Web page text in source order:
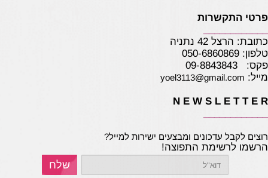
פרטי התקשרות
כתובת: הרצל 42 נתניה
טלפון: 050-6860869
פקס: 09-8843843
מייל: yoel3113@gmail.com
N E W S L E T T E R
רוצים לקבל עדכונים ומבצעים ישירות למייל?
הרשמו לרשימת התפוצה!